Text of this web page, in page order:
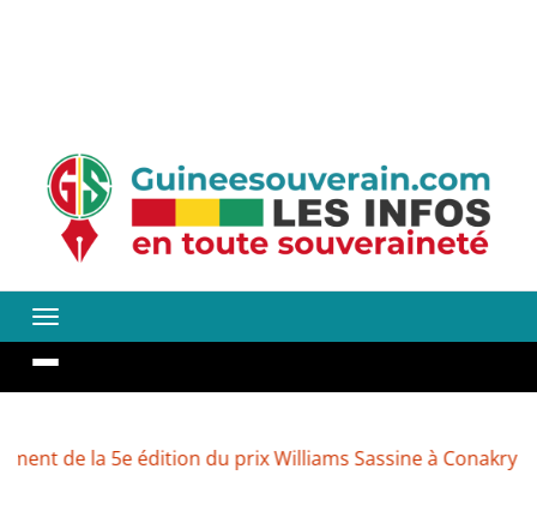
5e édition du prix Williams Sassine à Conakry